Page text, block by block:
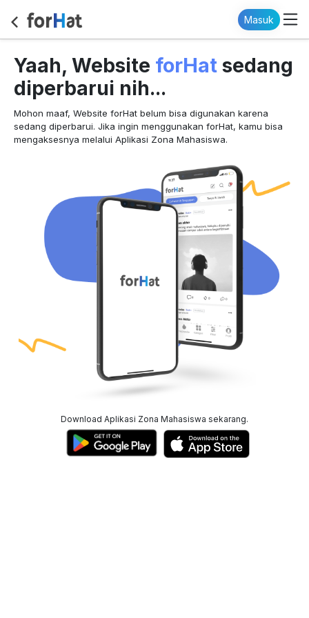
Masuk
Yaah, Website forHat sedang
diperbarui nih...
Mohon maaf, Website forHat belum bisa digunakan karena
sedang diperbarui. Jika ingin menggunakan forHat, kamu bisa
mengaksesnya melalui Aplikasi Zona Mahasiswa.
Download Aplikasi Zona Mahasiswa sekarang.